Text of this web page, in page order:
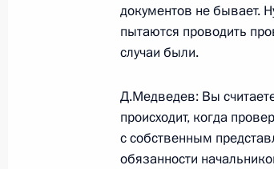
Дмитрий Медведев
изменений в
26 июля 2009 года, 10:00
Поздравление
с профессиональным
документов не бывает.
пытаются проводить
случаи были.
Д.Медведев: Вы
происходит, когда
с собственным
обязанности